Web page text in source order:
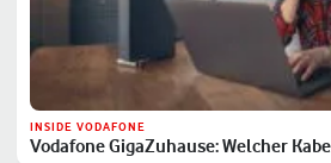
INSIDE VODAFONE
Vodafone GigaZuhause: Welcher